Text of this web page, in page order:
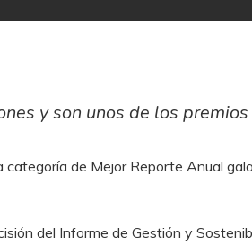
y son unos de los
categoría de Mejor Reporte Anual
del Informe de Gestión y